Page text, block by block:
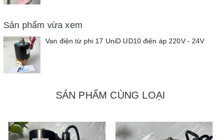
Sản phẩm vừa xem
Van điện từ phi 17 UniD UD10 điện áp 220V - 24V
SẢN PHẨM CÙNG LOẠI